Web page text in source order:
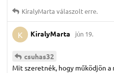
KiralyMarta válaszolt erre.
K KiralyMarta jún 19.
csuhas32
Mit szeretnék, hogy működjön a